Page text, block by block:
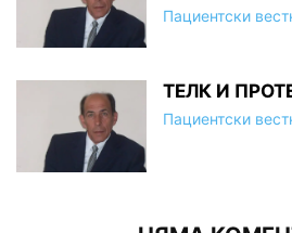
Пациентски
ТЕЛК И
Пациентски